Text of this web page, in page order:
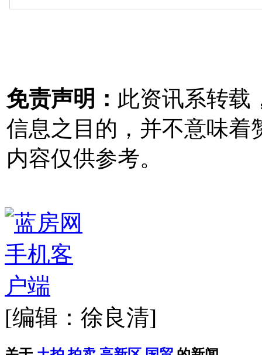
免责声明： 此资讯系转载
信息之目的，并不意味着
内容仅供参考。
[编辑：徐良清]